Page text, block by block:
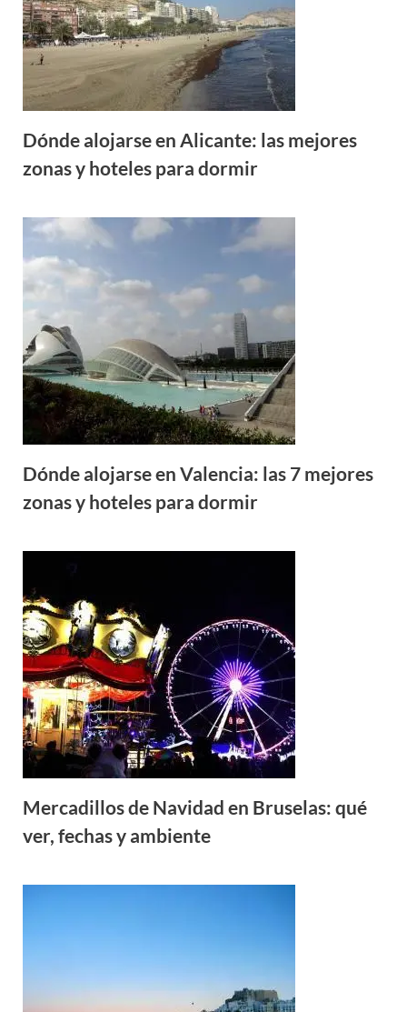
Dónde alojarse en Alicante: las mejores
zonas y hoteles para dormir
Dónde alojarse en Valencia: las 7 mejores
zonas y hoteles para dormir
Mercadillos de Navidad en Bruselas: qué
ver, fechas y ambiente